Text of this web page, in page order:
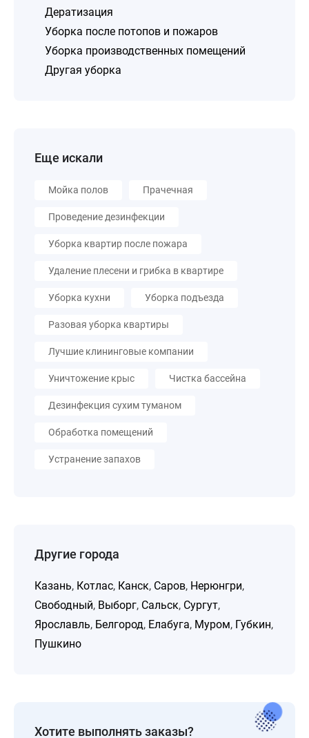
Дератизация
Уборка после потопов и пожаров
Уборка производственных помещений
Другая уборка
Еще искали
Мойка полов Прачечная
Проведение дезинфекции
Уборка квартир после пожара
Удаление плесени и грибка в квартире
Уборка кухни Уборка подъезда
Разовая уборка квартиры
Лучшие клининговые компании
Уничтожение крыс Чистка бассейна
Дезинфекция сухим туманом
Обработка помещений
Устранение запахов
Другие города
Казань, Котлас, Канск, Саров, Нерюнгри,
Свободный, Выборг, Сальск, Сургут,
Ярославль, Белгород, Елабуга, Муром, Губкин,
Пушкино
Хотите выполнять заказы?